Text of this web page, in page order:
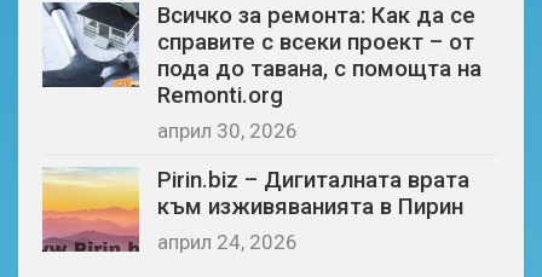
Всичко за ремонта: Как да се
справите с всеки проект – от
пода до тавана, с помощта на
Remonti.org
април 30, 2026
Pirin.biz – Дигиталната врата
към изживяванията в Пирин
април 24, 2026